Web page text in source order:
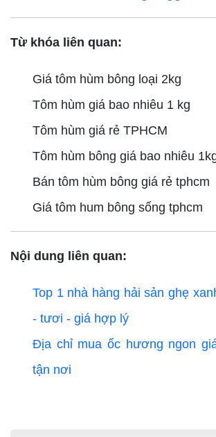
Từ khóa liên quan:
Giá tôm hùm bông loại 2kg
Tôm hùm giá bao nhiêu 1 kg
Tôm hùm giá rẻ TPHCM
Tôm hùm bông giá bao nhiêu
Bán tôm hùm bông giá rẻ tphcm
Giá tôm hum bông sống tphcm
Nội dung liên quan:
Top 1 nhà hàng hải sản ghẹ
- tươi - giá hợp lý
Địa chỉ mua ốc hương ngon
tận nơi